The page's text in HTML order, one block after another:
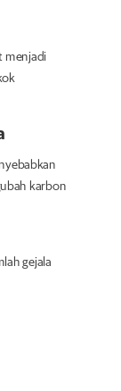
menjadi
karbon
gejala